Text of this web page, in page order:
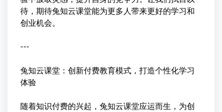
待，期待兔知云课堂能为更多人带来更好的学习和
创业机会。
---
兔知云课堂：创新付费教育模式，打造个性化学习
体验
随着知识付费的兴起，兔知云课堂应运而生，为创